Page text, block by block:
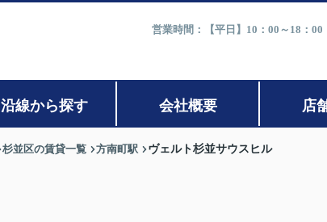
営業時間：【平日】10：00～18：
沿線から探す 会社概要 店
杉並区の賃貸一覧 方南町駅 ヴェルト杉並サウスヒル